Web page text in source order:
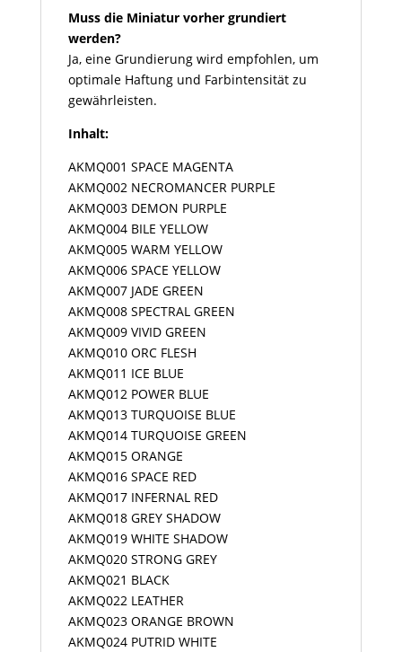
Muss die Miniatur vorher grundiert
werden?
Ja, eine Grundierung wird empfohlen, um
optimale Haftung und Farbintensität zu
gewährleisten.
Inhalt:
AKMQ001 SPACE MAGENTA
AKMQ002 NECROMANCER PURPLE
AKMQ003 DEMON PURPLE
AKMQ004 BILE YELLOW
AKMQ005 WARM YELLOW
AKMQ006 SPACE YELLOW
AKMQ007 JADE GREEN
AKMQ008 SPECTRAL GREEN
AKMQ009 VIVID GREEN
AKMQ010 ORC FLESH
AKMQ011 ICE BLUE
AKMQ012 POWER BLUE
AKMQ013 TURQUOISE BLUE
AKMQ014 TURQUOISE GREEN
AKMQ015 ORANGE
AKMQ016 SPACE RED
AKMQ017 INFERNAL RED
AKMQ018 GREY SHADOW
AKMQ019 WHITE SHADOW
AKMQ020 STRONG GREY
AKMQ021 BLACK
AKMQ022 LEATHER
AKMQ023 ORANGE BROWN
AKMQ024 PUTRID WHITE